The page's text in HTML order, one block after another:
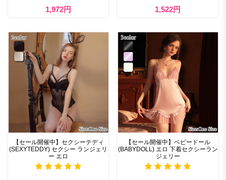
1,972円 1,522円
【セール開催中】セクシーテディ
(SEXYTEDDY) セクシー ランジェリ
ー エロ
【セール開催中】ベビードール
(BABYDOLL) エロ 下着セクシーラン
ジェリー